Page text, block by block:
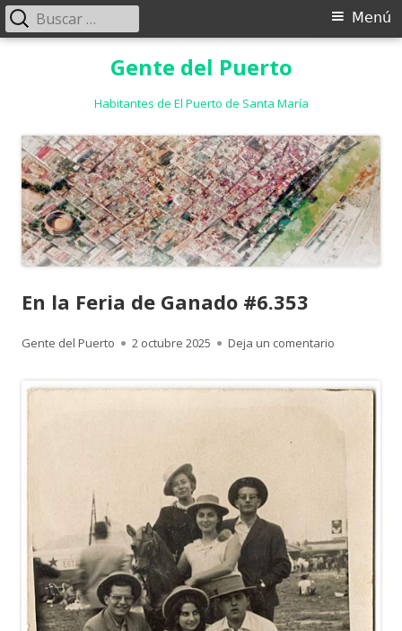
Gente del Puerto
Habitantes de El Puerto de Santa María
Menú
Menú
Buscar:
En la Feria de Ganado #6.353
Autor
Gente del Puerto
Publicado
2 octubre 2025 Deja un comentario